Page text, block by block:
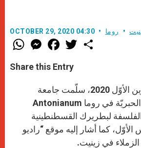
OCTOBER 29, 2020 04:30 روما
W
h
t
s
M
e
s
e
g
e
r
F
a
e
b
o
k
w
Share this Entry
يوم الأربعاء 21 تشرين الأوّل 2020، سلّمت جامعة
القدّيس أنطونيوس الحبريّة في روما Antonianum
لبطريرك القسطنطينية
كما أشار إليه موقع “راديو
في زينيت.